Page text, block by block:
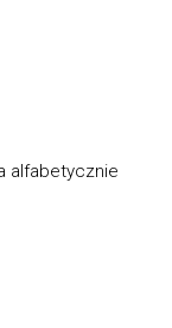
alfabetycznie